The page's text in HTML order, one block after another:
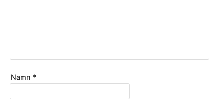
Namn *